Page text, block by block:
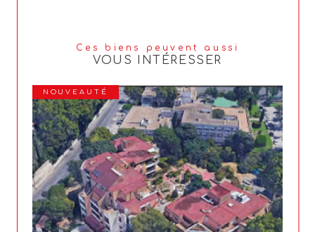
Ces biens peuvent aussi
VOUS INTÉRESSER
NOUVEAUTÉ